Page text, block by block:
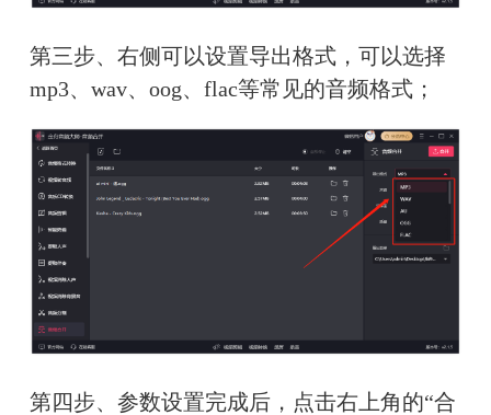
第三步、右侧可以设置导出格式，可以选择
mp3、wav、oog、flac等常见的音频格式；
第四步、参数设置完成后，点击右上角的“合